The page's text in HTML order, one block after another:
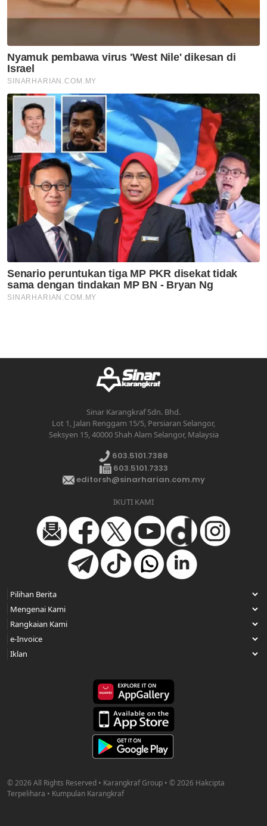
Sinar Karangkraf Sdn. Bhd.
Lot 1, Jalan Renggam 15/5, Persiaran Selangor,
Seksyen 15, 40000 Shah Alam Selangor, Malaysia
603.5101.7388
603.5101.7333
editorsh@sinarharian.com.my
IKUTI KAMI
© 2026 All Rights Reserved • Karangkraf Group • © 2026 Hakcipta
Terpelihara • Kumpulan Karangkraf